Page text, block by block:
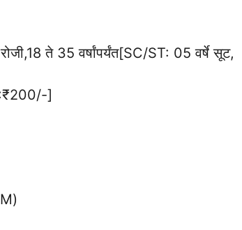
ते 35 वर्षांपर्यंत[SC/ST: 05 वर्षे सूट,
]